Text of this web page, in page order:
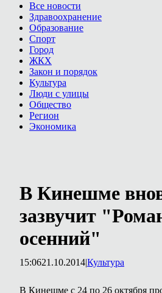
Все новости
Здравоохранение
Образование
Спорт
Город
ЖКХ
Закон и порядок
Культура
Люди с улицы
Общество
Регион
Экономика
В Кинешме
зазвучит
осенний"
15:0621.10.2014|Культура
В Кинешме с 24 по 26 октября